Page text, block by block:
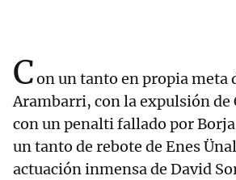
Con un tanto en propia meta
Arambarri, con la expulsión de
con un penalti fallado por
un tanto de rebote de Enes
actuación inmensa de David